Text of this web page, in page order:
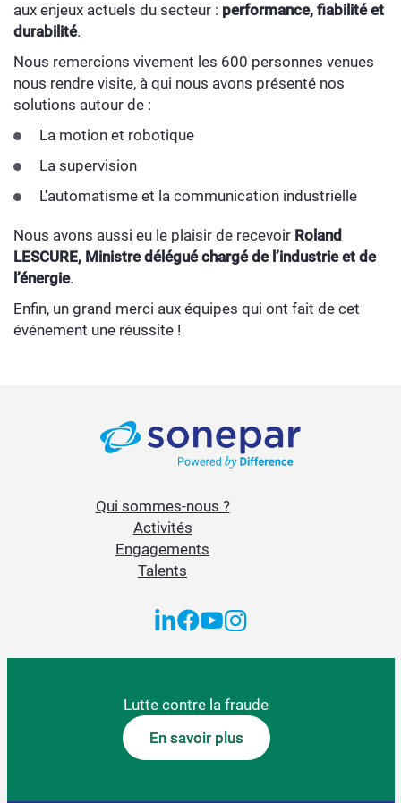
aux enjeux actuels du secteur : performance, fiabilité et
durabilité.
Nous remercions vivement les 600 personnes venues
nous rendre visite, à qui nous avons présenté nos
solutions autour de :
La motion et robotique
La supervision
L'automatisme et la communication industrielle
Nous avons aussi eu le plaisir de recevoir Roland
LESCURE, Ministre délégué chargé de l’industrie et de
l’énergie.
Enfin, un grand merci aux équipes qui ont fait de cet
événement une réussite !
Qui sommes-nous ?
Activités
Engagements
Talents
Lutte contre la fraude
En savoir plus